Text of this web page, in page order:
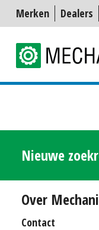
Merken Dealers
Nieuwe
Over
Contact